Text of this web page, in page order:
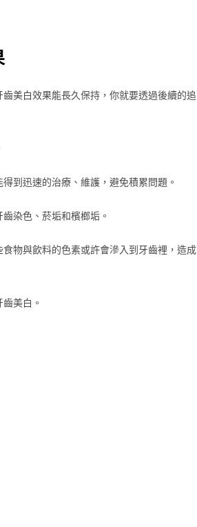
美白效果能長久保持，你就要透過後續的追
到迅速的治療、維護，避免積累問題。
染色、菸垢和檳榔垢。
物與飲料的色素或許會滲入到牙齒裡，造成
美白。